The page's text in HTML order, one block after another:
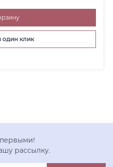
один клик
первыми!
рассылку.